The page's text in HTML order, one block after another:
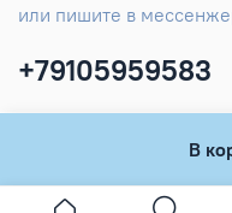
В
или пишите в
+79105959583